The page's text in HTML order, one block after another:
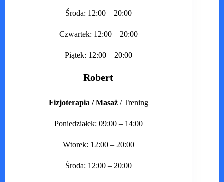
Środa: 12:00 – 20:00
Czwartek: 12:00 – 20:00
Piątek: 12:00 – 20:00
Robert
Fizjoterapia / Masaż/ Trening
Poniedziałek: 09:00 – 14:00
Wtorek: 12:00 – 20:00
Środa: 12:00 – 20:00